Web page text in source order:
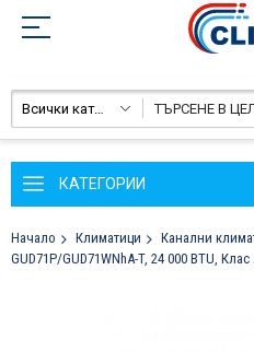
Всички категории
КАТЕГОРИИ
Начало Климатици Канални
GUD71P/GUD71WNhA-T, 24 000 BTU,